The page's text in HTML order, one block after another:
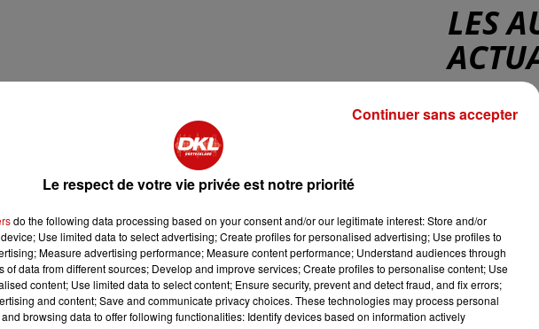
LES
Le respect de votre vie privée est notre priorité
do the following data processing based on your consent and/or our legitimate interest: Store and/or
Use limited data to select advertising; Create profiles for personalised advertising; Use profiles to
Measure advertising performance; Measure content performance; Understand audiences through
of data from different sources; Develop and improve services; Create profiles to personalise content; Use
content; Use limited data to select content; Ensure security, prevent and detect fraud, and fix errors;
and content; Save and communicate privacy choices. These technologies may process personal
browsing data to offer following functionalities: Identify devices based on information actively
Continuer sans accepter